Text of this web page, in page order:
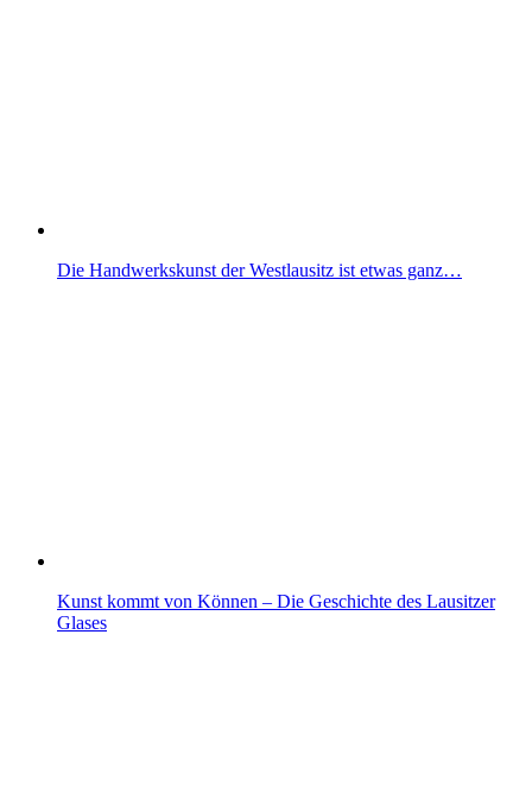
Die Handwerkskunst der Westlausitz ist etwas ganz…
Kunst kommt von Können – Die Geschichte des Lausitzer
Glases